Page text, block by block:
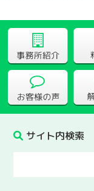
サイト内検索